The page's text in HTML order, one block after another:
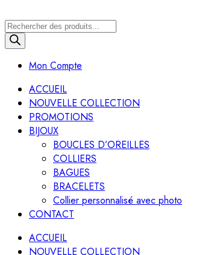
Recherche
de
produits
Mon Compte
ACCUEIL
NOUVELLE COLLECTION
PROMOTIONS
BIJOUX
BOUCLES D’OREILLES
COLLIERS
BAGUES
BRACELETS
Collier personnalisé avec photo
CONTACT
ACCUEIL
NOUVELLE COLLECTION